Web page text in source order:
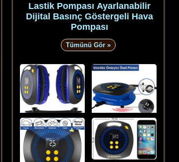
Lastik Pompası Ayarlanabilir
Dijital Basınç Göstergeli Hava
Pompası
Tümünü Gör »